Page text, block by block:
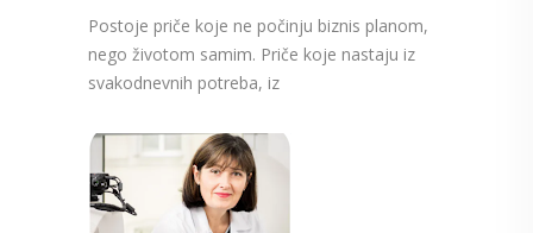
Postoje priče koje ne počinju biznis planom,
nego životom samim. Priče koje nastaju iz
svakodnevnih potreba, iz